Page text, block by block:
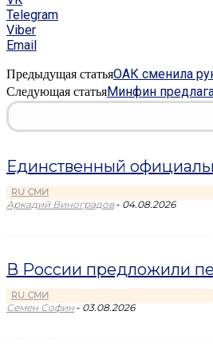
Telegram
Viber
Email
Предыдущая статьяОАК сменила
Следующая статьяМинфин
Единственный
RU СМИ
Аркадий Виноградов - 04.08.2026
В России предложили
RU СМИ
Семен Софин - 03.08.2026